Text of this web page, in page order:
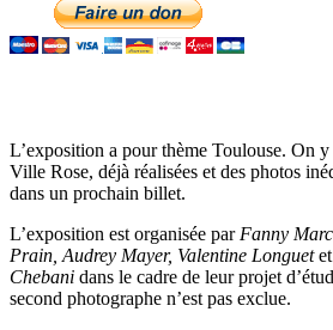
L’exposition a pour thème Toulouse. On
Ville Rose, déjà réalisées et des photos
dans un prochain billet.
L’exposition est organisée par Fanny
Prain, Audrey Mayer, Valentine Longuetet
Chebani dans le cadre de leur projet
second photographe n’est pas exclue.